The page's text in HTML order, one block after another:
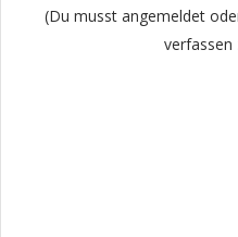
(Du musst angemeldet
verfassen